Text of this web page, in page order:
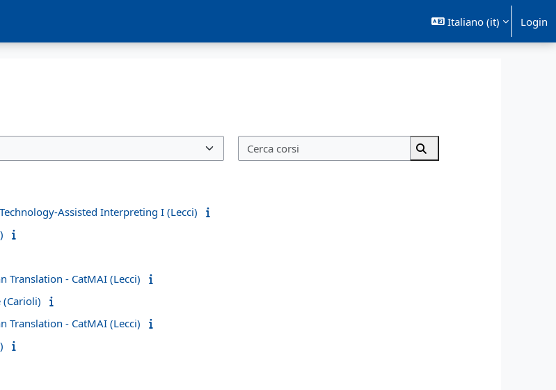
Italiano ‎(it)‎ Login
Cerca corsi
Cerca corsi
Assisted Interpreting I (Lecci)
Translation - CatMAI (Lecci)
Translation - CatMAI (Lecci)